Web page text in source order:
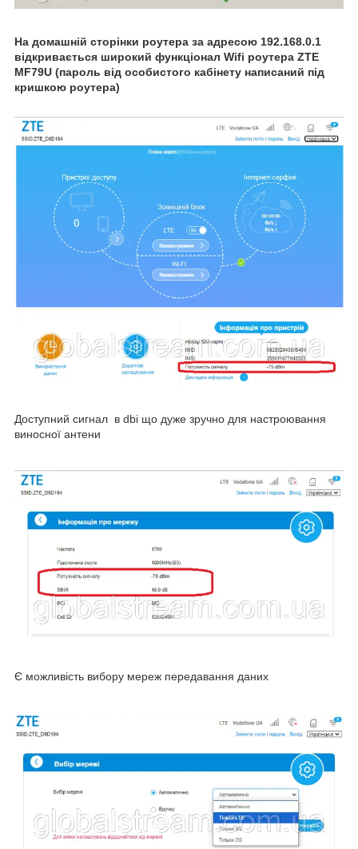
На домашній сторінки роутера за адресою 192.168.0.1
відкривається широкий функціонал Wifi роутера ZTE
MF79U (пароль від особистого кабінету написаний під
кришкою роутера)
Доступний сигнал в dbi що дуже зручно для настроювання
виносної антени
Є можливість вибору мереж передавання даних